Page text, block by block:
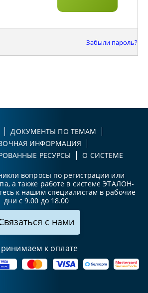
Забыли пароль?
ДОКУМЕНТЫ ПО ТЕМАМ
ИНФОРМАЦИЯ
РЕСУРСЫ
О СИСТЕМЕ
вопросы по регистрации или
а также работе в системе ЭТАЛОН-
к нашим специалистам в рабочие
дни с 9.00 до 18.00
с нами
к оплате